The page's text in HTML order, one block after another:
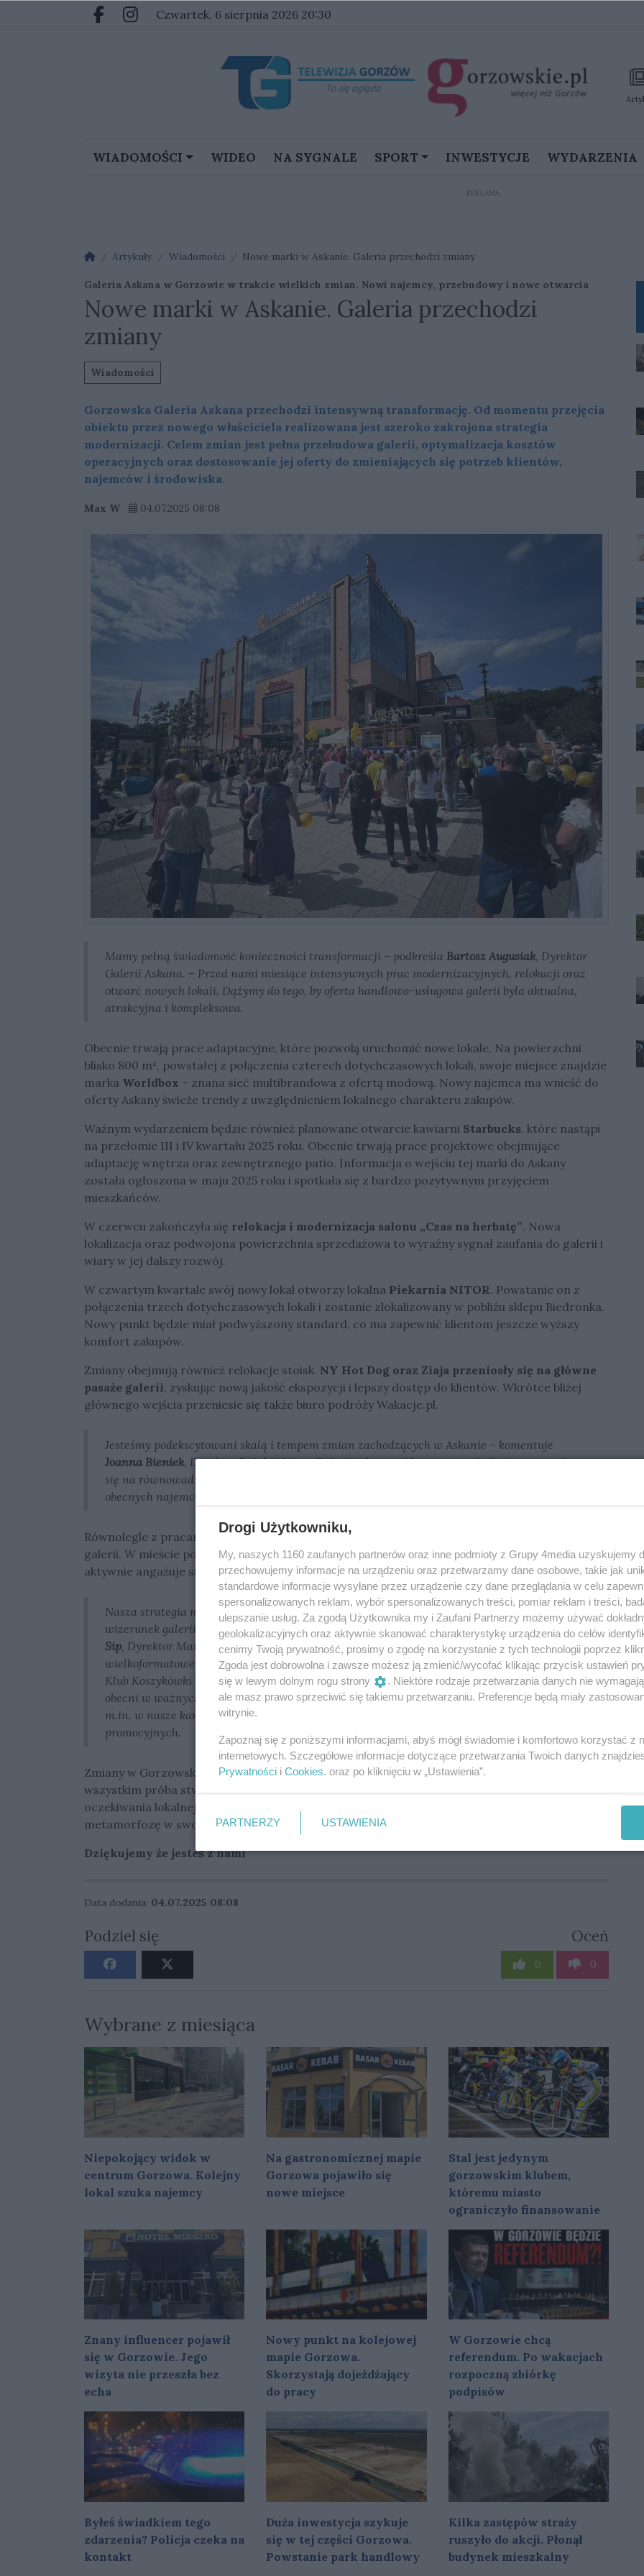
Przejdź do głównych treści
Przejdź do głównego menu
Facebook.com
Instagram.com
czwartek, 6 sierpnia 2026 20:30
WIADOMOŚCI WIDEO NA SYGNALE SPORT INWESTYCJE WYDARZENIA
REKLAMA
Strona główna
Artykuły Wiadomości Nowe marki w Askanie. Galeria przechodzi zmiany
Galeria Askana w Gorzowie w trakcie wielkich zmian. Nowi najemcy, przebudowy i nowe otwarcia
Nowe marki w Askanie. Galeria przechodzi
zmiany
Wiadomości
Gorzowska Galeria Askana przechodzi intensywną transformację. Od momentu przejęcia
obiektu przez nowego właściciela realizowana jest szeroko zakrojona strategia
modernizacji. Celem zmian jest pełna przebudowa galerii, optymalizacja kosztów
operacyjnych oraz dostosowanie jej oferty do zmieniających się potrzeb klientów,
najemców i środowiska.
Max W 04.07.2025 08:08
Mamy pełną świadomość konieczności transformacji – podkreśla Bartosz Augusiak, Dyrektor
Galerii Askana. – Przed nami miesiące intensywnych prac modernizacyjnych, relokacji oraz
otwarć nowych lokali. Dążymy do tego, by oferta handlowo-usługowa galerii była aktualna,
atrakcyjna i kompleksowa.
Obecnie trwają prace adaptacyjne, które pozwolą uruchomić nowe lokale. Na powierzchni
blisko 800 m², powstałej z połączenia czterech dotychczasowych lokali, swoje miejsce znajdzie
marka Worldbox – znana sieć multibrandowa z ofertą modową. Nowy najemca ma wnieść do
oferty Askany świeże trendy z uwzględnieniem lokalnego charakteru zakupów.
Ważnym wydarzeniem będzie również planowane otwarcie kawiarni Starbucks, które nastąpi
na przełomie III i IV kwartału 2025 roku. Obecnie trwają prace projektowe obejmujące
adaptację wnętrza oraz zewnętrznego patio. Informacja o wejściu tej marki do Askany
została ogłoszona w maju 2025 roku i spotkała się z bardzo pozytywnym przyjęciem
mieszkańców.
W czerwcu zakończyła się relokacja i modernizacja salonu „Czas na herbatę”. Nowa
lokalizacja oraz podwojona powierzchnia sprzedażowa to wyraźny sygnał zaufania do galerii i
wiary w jej dalszy rozwój.
W czwartym kwartale swój nowy lokal otworzy lokalna Piekarnia NITOR. Powstanie on z
połączenia trzech dotychczasowych lokali i zostanie zlokalizowany w pobliżu sklepu Biedronka.
Nowy punkt będzie miał podwyższony standard, co ma zapewnić klientom jeszcze wyższy
komfort zakupów.
Zmiany obejmują również relokacje stoisk. NY Hot Dog oraz Ziaja przeniosły się na główne
pasaże galerii, zyskując nową jakość ekspozycji i lepszy dostęp do klientów. Wkrótce bliżej
głównego wejścia przeniesie się także biuro podróży Wakacje.pl.
Jesteśmy podekscytowani skalą i tempem zmian zachodzących w Askanie – komentuje
Joanna Bieniek, Dyrektor Działu Najmu Galerii Askana – Nasza strategia leasingowa opiera
się na równowadze pomiędzy wprowadzaniem nowych marek a rozwojem i modernizacją
obecnych najemców.
Równolegle z pracami budowlanymi i relokacyjnymi trwa nowa kampania marketingowa
galerii. W mieście pojawiły się wielkoformatowe banery z nową szatą graficzną, a Askana
aktywnie angażuje się w lokalne inicjatywy społeczne.
Nasza strategia marketingowa została dostosowana do nowej rzeczywistości i silnie wspiera
wizerunek galerii jako miejsca nowoczesnego, aktywnego i zaangażowanego – dodajeAnna
Sip, Dyrektor Marketingu Galerii Askana – W przestrzeni miejskiej pojawiły się
wielkoformatowe banery z nową szatą graficzną. Wspieramy lokalne inicjatywy, takie jak
Klub Koszykówki Kangoo Basket czy Fundacja „Na zdrowo i sportowo”, dzięki czemu jesteśmy
obecni w ważnych społecznie działaniach. Klienci są dla nas partnerami – angażujemy ich
m.in. w nasze kampanie w social mediach, gdzie pojawiają się jako modele w materiałach
promocyjnych.
Zmiany w Gorzowskiej Askanie to nie tylko modernizacja przestrzeni handlowej, ale przede
wszystkim próba stworzenia miejsca otwartego, dostępnego i odpowiadającego na
oczekiwania lokalnej społeczności. Galeria po 18 latach działalności przechodzi największą
metamorfozę w swojej historii, by nadal pozostać ważnym punktem na mapie miasta.
Dziękujemy że jesteś z nami
Data dodania: 04.07.2025 08:08
Podziel się Oceń
0 0
Wybrane z miesiąca
Niepokojący widok w
centrum Gorzowa. Kolejny
lokal szuka najemcy
Na gastronomicznej mapie
Gorzowa pojawiło się
nowe miejsce
Stal jest jedynym
gorzowskim klubem,
któremu miasto
ograniczyło finansowanie
Znany influencer pojawił
się w Gorzowie. Jego
wizyta nie przeszła bez
echa
Nowy punkt na kolejowej
mapie Gorzowa.
Skorzystają dojeżdżający
do pracy
W Gorzowie chcą
referendum. Po wakacjach
rozpoczną zbiórkę
podpisów
Byłeś świadkiem tego
zdarzenia? Policja czeka na
kontakt
Duża inwestycja szykuje
się w tej części Gorzowa.
Powstanie park handlowy
Kilka zastępów straży
ruszyło do akcji. Płonął
budynek mieszkalny
Drogi Użytkowniku,
My, naszych 1160 zaufanych partnerów oraz inne podmioty z Grupy 4media uzyskujemy
przechowujemy informacje na urządzeniu oraz przetwarzamy dane osobowe, takie jak
standardowe informacje wysyłane przez urządzenie czy dane przeglądania w celu
spersonalizowanych reklam, wybór spersonalizowanych treści, pomiar reklam i treści,
ulepszanie usług. Za zgodą Użytkownika my i Zaufani Partnerzy możemy używać
geolokalizacyjnych oraz aktywnie skanować charakterystykę urządzenia do celów
cenimy Twoją prywatność, prosimy o zgodę na korzystanie z tych technologii poprzez
Zgoda jest dobrowolna i zawsze możesz ją zmienić/wycofać klikając przycisk ustawień
się w lewym dolnym rogu strony
. Niektóre rodzaje przetwarzania danych nie
ale masz prawo sprzeciwić się takiemu przetwarzaniu. Preferencje będą miały
witrynie.
Zapoznaj się z poniższymi informacjami, abyś mógł świadomie i komfortowo korzystać z
internetowych. Szczegółowe informacje dotyczące przetwarzania Twoich danych
Prywatności i Cookies. oraz po kliknięciu w „Ustawienia”.
PARTNERZY USTAWIENIA